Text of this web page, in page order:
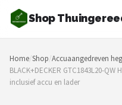
Shop
Zoeken
NAVIGATIE
Shop
Home/Shop/Accuaangedreven
BLACK+DECKER GTC1843L20-
inclusief accu en lader